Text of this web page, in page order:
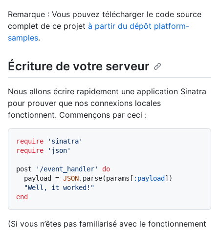
Remarque : Vous pouvez télécharger le code source
complet de ce projet à partir du dépôt platform-
samples.
Écriture de votre serveur
Nous allons écrire rapidement une application Sinatra
pour prouver que nos connexions locales
fonctionnent. Commençons par ceci :
require
'sinatra'
require
'json'
post '/event_handler'
do
  payload =
JSON.parse(params[ :payload ])
"Well, it worked!"
end
(Si vous n’êtes pas familiarisé avec le fonctionnement